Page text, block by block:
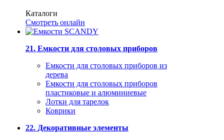
Каталоги
Смотреть онлайн
21. Емкости для столовых приборов
Емкости для столовых приборов из
дерева
Емкости для столовых приборов
пластиковые и алюминиевые
Лотки для тарелок
Коврики
22. Декоративные элементы